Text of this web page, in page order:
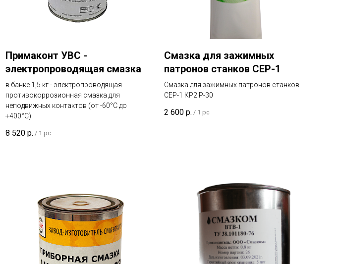
Примаконт УВС -
электропроводящая смазка
в банке 1,5 кг - электропроводящая
противокоррозионная смазка для
неподвижных контактов (от -60°C до
+400°C).
8 520 р. / 1 pc
Смазка для зажимных
патронов станков CEP-1
Смазка для зажимных патронов станков
СЕР-1 КР2 Р-30
2 600 р. / 1 pc